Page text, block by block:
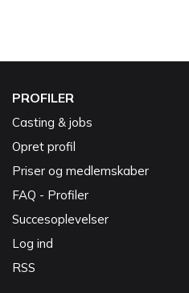
PROFILER
Casting & jobs
Opret profil
Priser og medlemskaber
FAQ - Profiler
Succesoplevelser
Log ind
RSS